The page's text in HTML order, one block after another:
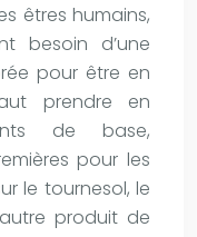
êtres humains,
besoin d’une
pour être en
prendre en
de base,
pour les
le tournesol, le
produit de